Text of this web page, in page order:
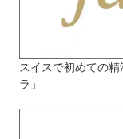
スイスで初めての
ラ」